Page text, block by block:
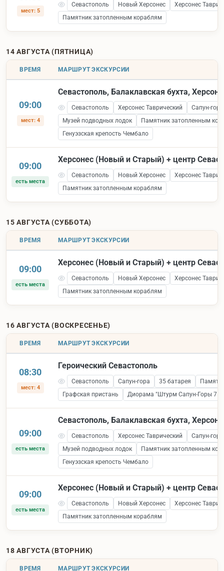
мест: 5
Севастополь Новый Херсонес
Херсонес
Памятник затопленным кораблям
14 АВГУСТА (ПЯТНИЦА)
ВРЕМЯ МАРШРУТ ЭКСКУРСИИ
09:00
мест: 4
Севастополь, Балаклавская бухта,
Севастополь Херсонес Таврический
Сапун-гора
Музей подводных лодок
Памятник затопленным
Генуэзская крепость Чембало
09:00
есть места
Херсонес (Новый и Старый) + центр
Севастополь Новый Херсонес
Херсонес
Памятник затопленным кораблям
15 АВГУСТА (СУББОТА)
ВРЕМЯ МАРШРУТ ЭКСКУРСИИ
09:00
есть места
Херсонес (Новый и Старый) + центр
Севастополь Новый Херсонес
Херсонес
Памятник затопленным кораблям
16 АВГУСТА (ВОСКРЕСЕНЬЕ)
ВРЕМЯ МАРШРУТ ЭКСКУРСИИ
08:30
мест: 4
Героический Севастополь
Севастополь Сапун-гора 35 батарея
Графская пристань
Диорама "Штурм Сапун-Горы 7
09:00
есть места
Севастополь, Балаклавская бухта,
Севастополь Херсонес Таврический
Сапун-гора
Музей подводных лодок
Памятник затопленным
Генуэзская крепость Чембало
09:00
есть места
Херсонес (Новый и Старый) + центр
Севастополь Новый Херсонес
Херсонес
Памятник затопленным кораблям
18 АВГУСТА (ВТОРНИК)
ВРЕМЯ МАРШРУТ ЭКСКУРСИИ